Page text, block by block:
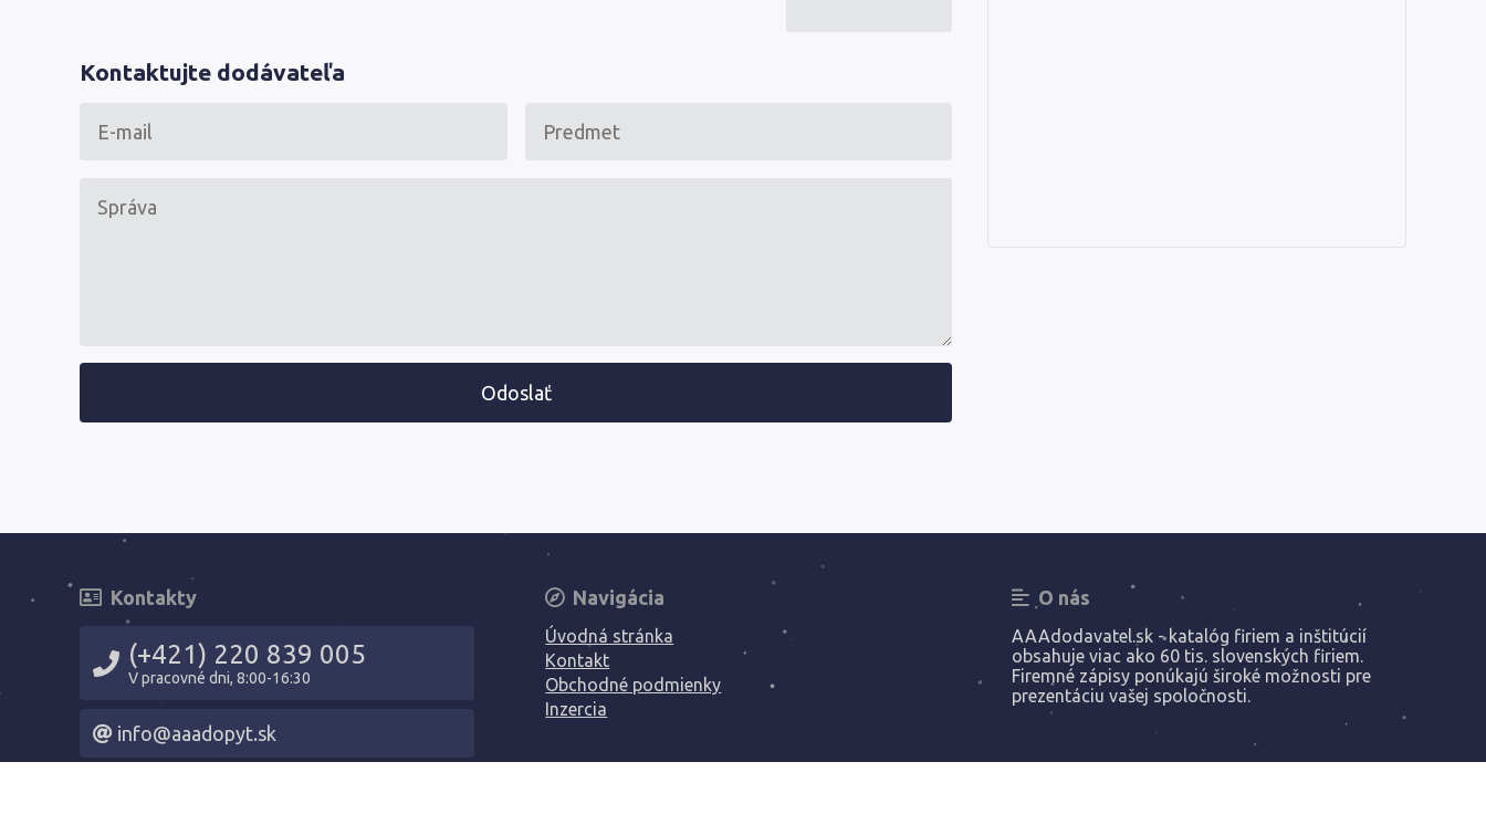
Kontaktujte dodávateľa
Odoslať
Kontakty
(+421) 220 839 005
V pracovné dni, 8:00-16:30
info@aaadopyt.sk
Navigácia
Úvodná stránka
Kontakt
Obchodné podmienky
Inzercia
O nás
AAAdodavatel.sk - katalóg firiem a inštitúcií
obsahuje viac ako 60 tis. slovenských firiem.
Firemné zápisy ponúkajú široké možnosti pre
prezentáciu vašej spoločnosti.